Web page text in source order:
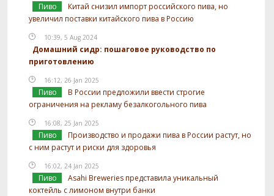
Пиво
Китай снизил импорт российского пива, но
увеличил поставки китайского пива в Россию
10:39, 5 Aug 2024
Домашний сидр: пошаговое руководство по
приготовлению
16:12, 26 Jan 2025
Пиво
В России предложили ввести строгие
ограничения на рекламу безалкогольного пива
16:08, 25 Jan 2025
Пиво
Производство и продажи пива в России растут, но
с ним растут и риски для здоровья
16:02, 24 Jan 2025
Пиво
Asahi Breweries представила уникальный
коктейль с лимоном внутри банки